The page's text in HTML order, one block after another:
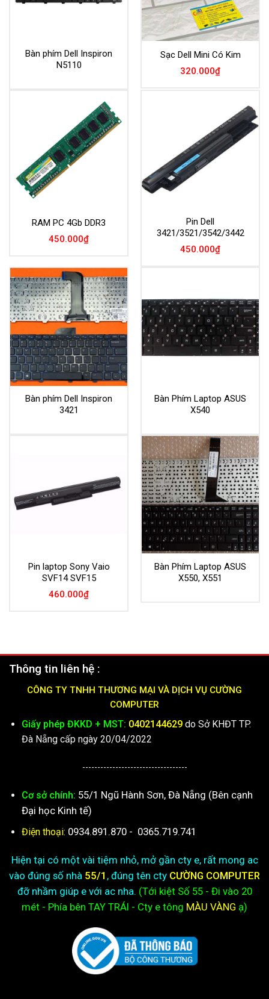
Bàn phím Dell Inspiron
N5110
Sạc Dell Mini Có Kim
320.000₫
RAM PC 4Gb DDR3
450.000₫
Pin Dell
3421/3521/3542/3442
450.000₫
Bàn phím Dell Inspiron
3421
Bàn Phím Laptop ASUS
X540
Pin laptop Sony Vaio
SVF14 SVF15
460.000₫
Bàn Phím Laptop ASUS
X550, X551
Thông tin liên hệ :
CÔNG TY TNHH THƯƠNG MẠI VÀ DỊCH VỤ CƯỜNG
COMPUTER
Giấy phép ĐKKD + MST: 0402144629do Sở KHĐT TP.
Đà Nẵng cấp ngày 20/04/2022
-----------------------------------
Cơ sở chính: 55/1 Ngũ Hành Sơn, Đà Nẵng (Bên cạnh
Đại học Kinh tế)
Điện thoại: 0934.891.870 - 0365.719.741
Hiện tại có một vài tiệm nhỏ, mở gần cty e, rất mong ac
vào đúng số nhà 55/1 , đúng tên cty CƯỜNG COMPUTER
đỡ nhầm giúp e với ac nha. (Tới kiệtSố 55 - Đi vào 20
mét - Phía bên TAY TRÁI - Cty e tông MÀU VÀNG ạ)